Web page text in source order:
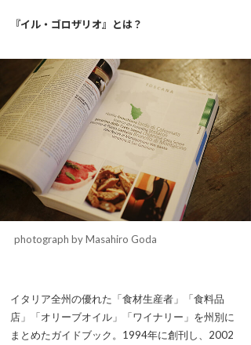
『イル・ゴロザリオ』とは？
photograph by Masahiro Goda
イタリア全州の優れた「食材生産者」「食料品
店」「オリーブオイル」「ワイナリー」を州別に
まとめたガイドブック。1994年に創刊し、2002